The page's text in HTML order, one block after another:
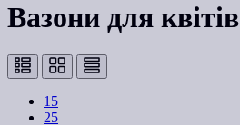
Вазони для квітів
15
25